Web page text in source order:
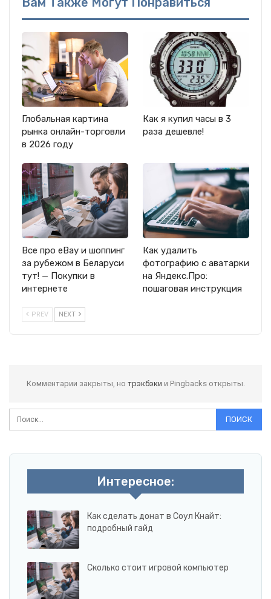
Глобальная картина
рынка онлайн-торговли
в 2026 году
Как я купил часы в 3
раза дешевле!
Все про eBay и шоппинг
за рубежом в Беларуси
тут! — Покупки в
интернете
Как удалить
фотографию с аватарки
на Яндекс.Про:
пошаговая инструкция
PREV NEXT
Комментарии закрыты, но трэкбэки и Pingbacks открыты.
Интересное:
Как сделать донат в Соул Кнайт:
подробный гайд
Сколько стоит игровой компьютер